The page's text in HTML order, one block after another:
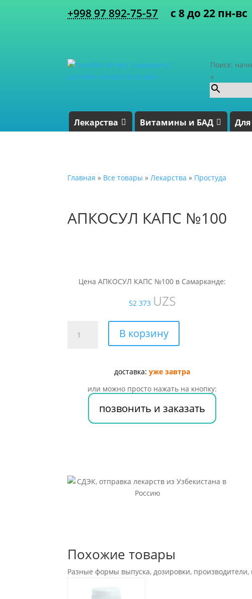
+998 97 892-75-57 с 8 до 22 пн-вс
Поиск:
×
Лекарства Витамины и БАД Для
Главная » Все товары » Лекарства » Простуда
АПКОСУЛ КАПС №100
Цена АПКОСУЛ КАПС №100 в Самарканде:
52 373 UZS
товара
В корзину
доставка:уже завтра
или можно просто нажать на кнопку:
позвонить и заказать
Похожие товары
Разные формы выпуска, дозировки, производители,